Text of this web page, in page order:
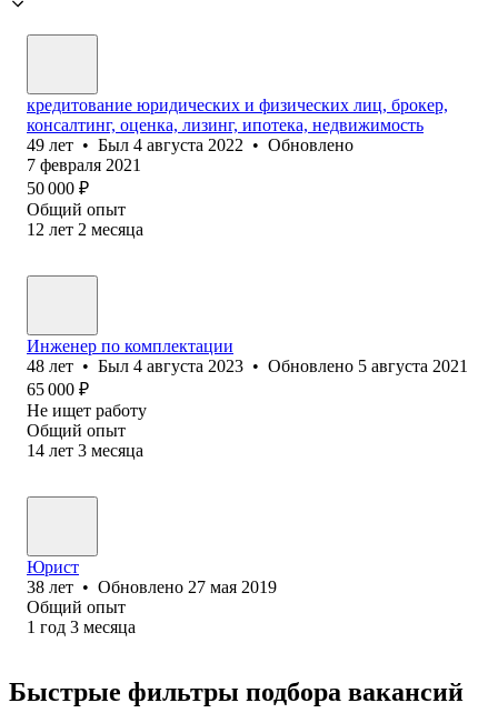
кредитование юридических и физических лиц, брокер,
консалтинг, оценка, лизинг, ипотека, недвижимость
49 лет • Был 4 августа 2022 • Обновлено
7 февраля 2021
50 000 ₽
Общий опыт
12 лет 2 месяца
Инженер по комплектации
48 лет • Был 4 августа 2023 • Обновлено 5 августа 2021
65 000 ₽
Не ищет работу
Общий опыт
14 лет 3 месяца
Юрист
38 лет • Обновлено 27 мая 2019
Общий опыт
1 год 3 месяца
Быстрые фильтры подбора вакансий